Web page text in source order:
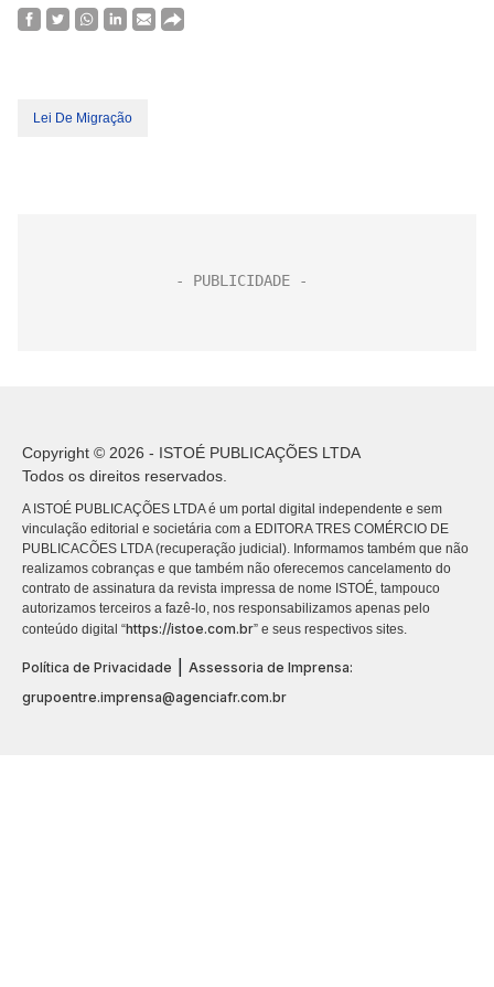
Lei De Migração
Copyright © 2026 - ISTOÉ PUBLICAÇÕES LTDA
Todos os direitos reservados.
A ISTOÉ PUBLICAÇÕES LTDA é um portal digital independente e sem
vinculação editorial e societária com a EDITORA TRES COMÉRCIO DE
PUBLICACÕES LTDA (recuperação judicial). Informamos também que não
realizamos cobranças e que também não oferecemos cancelamento do
contrato de assinatura da revista impressa de nome ISTOÉ, tampouco
autorizamos terceiros a fazê-lo, nos responsabilizamos apenas pelo
conteúdo digital “https://istoe.com.br” e seus respectivos sites.
Política de Privacidade
Assessoria de Imprensa:
grupoentre.imprensa@agenciafr.com.br